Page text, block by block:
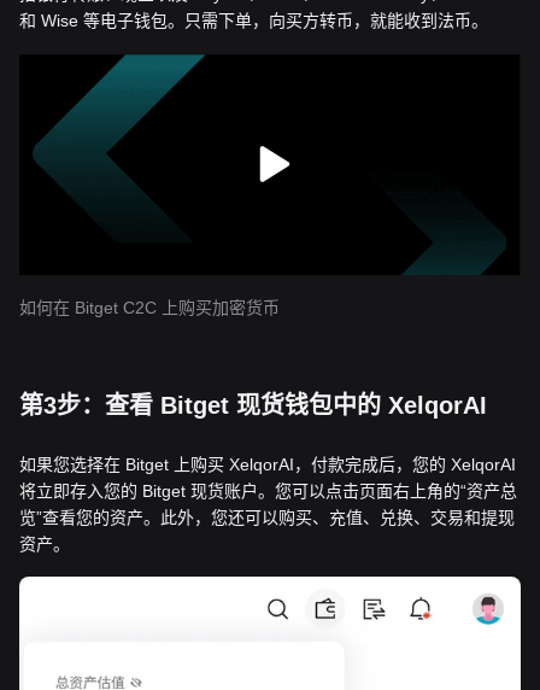
和 Wise 等电子钱包。只需下单，向买方转币，就能收到法币。
如何在 Bitget C2C 上购买加密货币
第3步：查看 Bitget 现货钱包中的 XelqorAI
如果您选择在 Bitget 上购买 XelqorAI，付款完成后，您的 XelqorAI
将立即存入您的 Bitget 现货账户。您可以点击页面右上角的“资产总
览”查看您的资产。此外，您还可以购买、充值、兑换、交易和提现
资产。